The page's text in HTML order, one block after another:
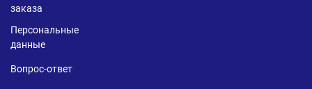
заказа
Персональные
данные
Вопрос-ответ